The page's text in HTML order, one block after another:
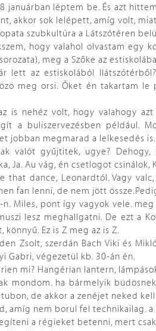
januárban léptem be. És azt
akkor sok lelépett, amíg volt,
szubkultúra a Látszótéren
hogy valahol olvastam egy
meg a Szőke az
lett az estiskolából
meg orsi. Őket én takartam
is nehéz volt, hogy valahogy
a buliszervezésben például.
jobban megmarad a lelkesedés is.
valót gyűjtitek, ugye?
Ja. Au vág, én csetlogot csinálok,
that dance, Leonardtól. Vagy
fan lenni, de nem jött
n. Miles, pont így vagyok vele.
lesz meghallgatni. De ezt a
könnyű. Ez is Z meg az is Z.
Zsolt, szerdán Bach Viki és
Gabri, végezetül kb. 30-án én.
mi? Hangérian lantern,
mondom. ha bármelyik
de akkor a zenéjet neked
amíg nem borul fel technikailag.
a régieket betenni, mert